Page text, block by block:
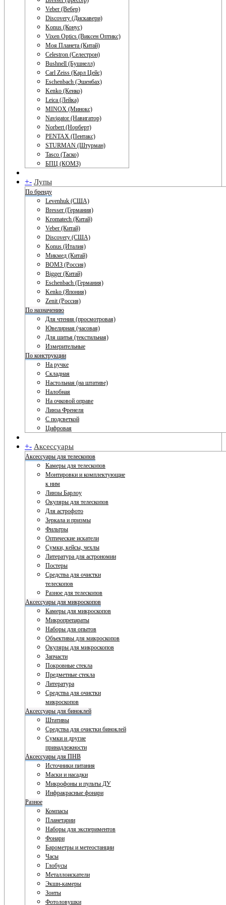
Veber (Вебер)
Discovery (Дискавери)
Konus (Конус)
Vixen Optics (Виксен Оптикс)
Моя Планета (Китай)
Celestron (Селестрон)
Bushnell (Бушнелл)
Carl Zeiss (Карл Цейс)
Eschenbach (Эшенбах)
Kenko (Кенко)
Leica (Лейка)
MINOX (Минокс)
Navigator (Навигатор)
Norbert (Норберт)
PENTAX (Пентакс)
STURMAN (Штурман)
Tasco (Таско)
БПЦ (КОМЗ)
+- Лупы
По бренду
Levenhuk (США)
Bresser (Германия)
Kromatech (Китай)
Veber (Китай)
Discovery (США)
Konus (Италия)
Микмед (Китай)
ВОМЗ (Россия)
Bigger (Китай)
Eschenbach (Германия)
Kenko (Япония)
Zenit (Россия)
По назначению
Для чтения (просмотровая)
Ювелирная (часовая)
Для шитья (текстильная)
Измерительные
По конструкции
На ручке
Складная
Настольная (на штативе)
Налобная
На очковой оправе
Линза Френеля
С подсветкой
Цифровая
+- Аксессуары
Аксессуары для телескопов
Камеры для телескопов
Монтировки и комплектующие
к ним
Линзы Барлоу
Окуляры для телескопов
Для астрофото
Зеркала и призмы
Фильтры
Оптические искатели
Сумки, кейсы, чехлы
Литература для астрономии
Постеры
Средства для очистки
телескопов
Разное для телескопов
Аксессуары для микроскопов
Камеры для микроскопов
Микропрепараты
Наборы для опытов
Объективы для микроскопов
Окуляры для микроскопов
Запчасти
Покровные стекла
Предметные стекла
Литература
Средства для очистки
микроскопов
Аксессуары для биноклей
Штативы
Средства для очистки биноклей
Сумки и другие
принадлежности
Аксессуары для ПНВ
Источники питания
Маски и насадки
Микрофоны и пульты ДУ
Инфракрасные фонари
Разное
Компасы
Планетарии
Наборы для экспериментов
Фонари
Барометры и метеостанции
Часы
Глобусы
Металлоискатели
Экшн-камеры
Зонты
Фотоловушки